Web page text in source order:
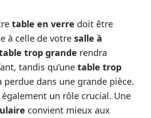
table en verre doit être
à celle de votre salle à
trop grande rendra
tandis qu’une table trop
perdue dans une grande pièce.
un rôle crucial. Une
convient mieux aux